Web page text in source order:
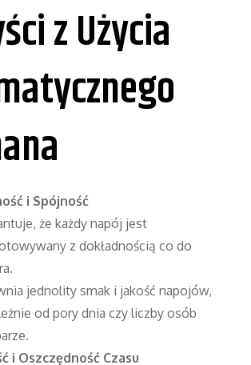
z Użycia
i Spójność
że każdy napój jest
z dokładnością co do
jednolity smak i jakość napojów,
od pory dnia czy liczby osób
i Oszczędność Czasu